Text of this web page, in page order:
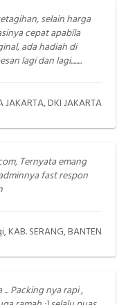
selain harga
cepat apabila
ada hadiah di
lagi dan lagi........
DKI JAKARTA
Ternyata emang
fast respon
KAB. SERANG, BANTEN
Packing nya rapi ,